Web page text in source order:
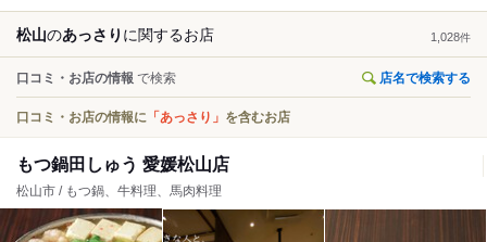
松山のあっさり に関するお店 1,028件
口コミ・お店の情報 で検索 店名で検索する
口コミ・お店の情報に 「あっさり」 を含むお店
もつ鍋田しゅう 愛媛松山店
松山市 / もつ鍋、牛料理、馬肉料理